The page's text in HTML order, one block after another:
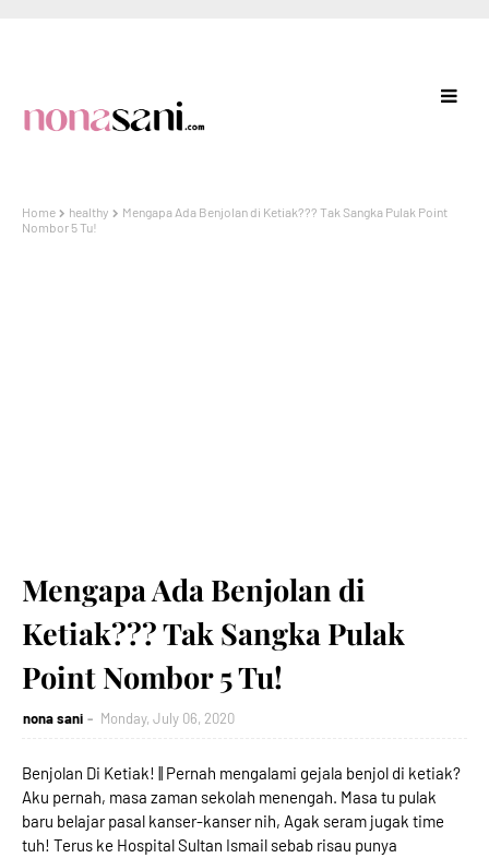
Home healthy
Mengapa Ada Benjolan di Ketiak??? Tak Sangka Pulak Point
Nombor 5 Tu!
Mengapa Ada Benjolan di
Ketiak??? Tak Sangka Pulak
Point Nombor 5 Tu!
nona sani Monday, July 06, 2020
Benjolan Di Ketiak! || Pernah mengalami gejala benjol di ketiak?
Aku pernah, masa zaman sekolah menengah. Masa tu pulak
baru belajar pasal kanser-kanser nih, Agak seram jugak time
tuh! Terus ke Hospital Sultan Ismail sebab risau punya